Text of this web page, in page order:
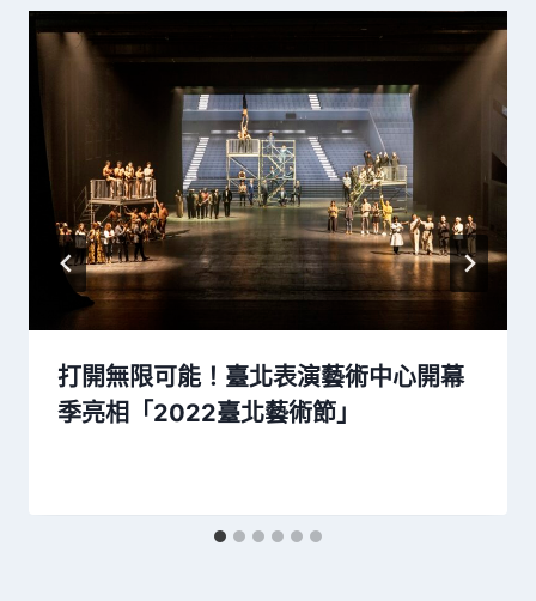
打開無限可能！臺北表演藝術中心開幕
季亮相「2022臺北藝術節」